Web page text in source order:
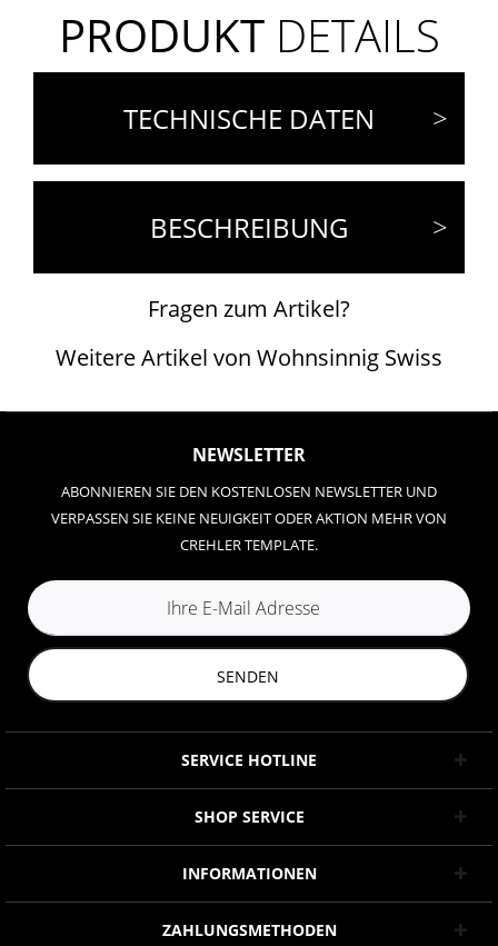
PRODUKTDETAILS
TECHNISCHE DATEN
BESCHREIBUNG
Fragen zum Artikel?
Weitere Artikel von Wohnsinnig Swiss
NEWSLETTER
ABONNIEREN SIE DEN KOSTENLOSEN NEWSLETTER UND
VERPASSEN SIE KEINE NEUIGKEIT ODER AKTION MEHR VON
CREHLER TEMPLATE.
SENDEN
SERVICE HOTLINE
SHOP SERVICE
INFORMATIONEN
ZAHLUNGSMETHODEN